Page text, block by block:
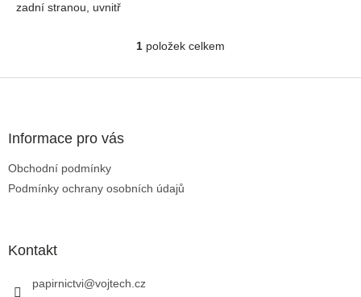
zadní stranou, uvnitř
Ovládací prvky výpisu
1 položek celkem
Informace pro vás
Obchodní podmínky
Podmínky ochrany osobních údajů
Kontakt
papirnictvi@vojtech.cz